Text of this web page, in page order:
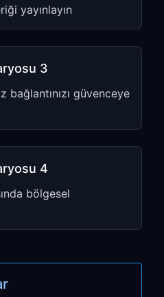
setupseçeneğini
ardından
belirleyin
belirleyin
Test
gidin
olduğunu
yayınlayın
3
bağlantınızı güvenceye
4
bölgesel